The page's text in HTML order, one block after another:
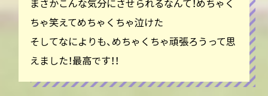
まさかこんな気分にさせられるなんて！めちゃく
ちゃ笑えてめちゃくちゃ泣けた
そしてなによりも、めちゃくちゃ頑張ろうって思
えました！最高です！！